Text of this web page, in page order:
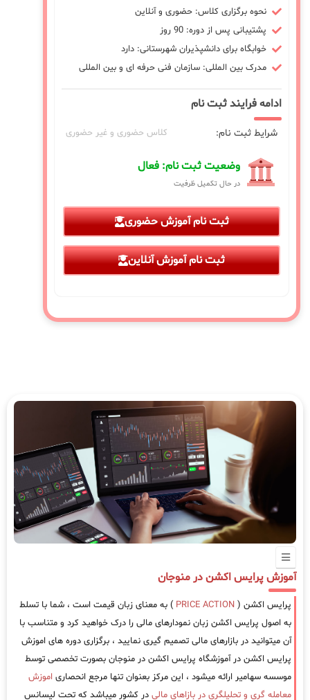
نحوه برگزاری کلاس: حضوری و آنلاین
پشتیبانی پس از دوره: 90 روز
خوابگاه برای دانشپذیران شهرستانی: دارد
مدرک بین المللی: سازمان فنی حرفه ای و بین المللی
ادامه فرایند ثبت نام
شرایط ثبت نام: کلاس حضوری و غیر حضوری
وضعیت ثبت نام: فعال
در حال تکمیل ظرفیت
ثبت نام آموزش حضوری
ثبت نام آموزش آنلاین
آموزش پرایس اکشن در منوجان
پرایس اکشن ( PRICE ACTION ) به معنای زبان قیمت است ، شما با تسلط
به اصول پرایس اکشن زبان نمودارهای مالی را درک خواهید کرد و متناسب با
آن میتوانید در بازارهای مالی تصمیم گیری نمایید ، برگزاری دوره های اموزش
پرایس اکشن در آموزشگاه پرایس اکشن در منوجان بصورت تخصصی توسط
موسسه سهامیر ارائه میشود ، این مرکز بعنوان تنها مرجع انحصاری اموزش
معامله گری و تحلیلگری در بازاهای مالی در کشور میباشد که تحت لیسانس